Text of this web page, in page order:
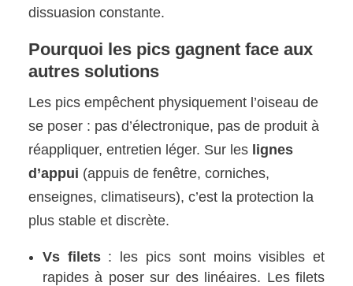
dissuasion constante.
Pourquoi les pics gagnent face aux
autres solutions
Les pics empêchent physiquement l’oiseau de
se poser : pas d’électronique, pas de produit à
réappliquer, entretien léger. Sur les lignes
d’appui (appuis de fenêtre, corniches,
enseignes, climatiseurs), c’est la protection la
plus stable et discrète.
Vs filets: les pics sont moins visibles et
rapides à poser sur des linéaires. Les filets